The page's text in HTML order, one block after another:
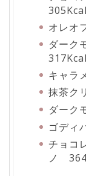
305Kcal
オレオ
ダーク
317Kcal
キャラ
抹茶ク
ダーク
ゴディ
チョコ
ノ